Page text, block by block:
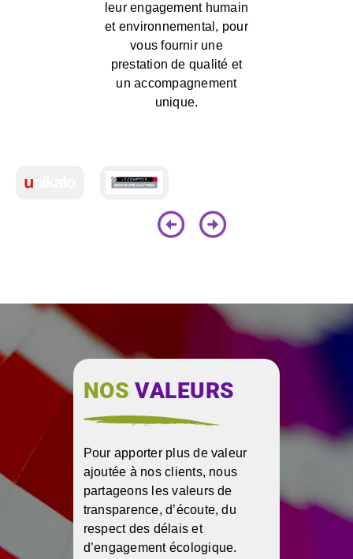
leur engagement humain
et environnemental, pour
vous fournir une
prestation de qualité et
un accompagnement
unique.
NOS VALEURS
Pour apporter plus de valeur
ajoutée à nos clients, nous
partageons les valeurs de
transparence, d’écoute, du
respect des délais et
d’engagement écologique.